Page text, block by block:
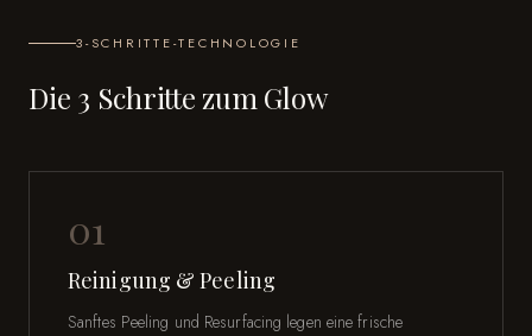
3-SCHRITTE-TECHNOLOGIE
Die 3 Schritte zum Glow
01
Reinigung & Peeling
Sanftes Peeling und Resurfacing legen eine frische